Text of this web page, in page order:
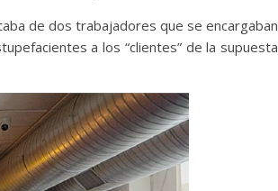
de dos trabajadores que se encargaban
a los “clientes” de la supuesta